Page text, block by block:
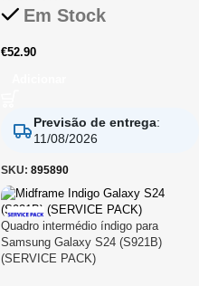
Em Stock
€52.90
Previsão de entrega:
11/08/2026
SKU: 895890
Quadro intermédio índigo para
Samsung Galaxy S24 (S921B)
(SERVICE PACK)